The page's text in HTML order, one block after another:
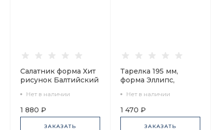
Салатник форма Хит
рисунок Балтийский
80.45178.00.1
Нет в наличии
1 880 ₽
ЗАКАЗАТЬ
Тарелка 195 мм,
форма Эллипс,
берег 1, арт.
80.45182.00.1
Нет в наличии
1 470 ₽
ЗАКАЗАТЬ